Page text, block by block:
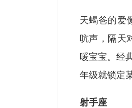
天蝎爸的爱
吭声，隔天
暖宝宝。经
年级就锁定
射手座